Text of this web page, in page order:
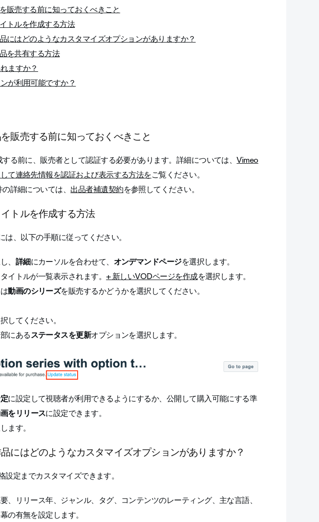
販売する前に知っておくべきこと
トルを作成する方法
にはどのようなカスタマイズオプションがありますか？
を共有する方法
ますか？
が利用可能ですか？
販売する前に知っておくべきこと
る前に、販売者として認証する必要があります。詳細については、Vimeo
て連絡先情報を認証および表示する方法をご覧ください。
詳細については、出品者補遺契約を参照してください。
トルを作成する方法
、以下の手順に従ってください。
、 詳細にカーソルを合わせて、 オンデマンドページを選択します。
イトルが一覧表示されます。+ 新しいVODページを作成を選択します。
動画のシリーズを販売するかどうかを選択してください。
してください。
にあるステータスを更新オプションを選択します。
に設定して視聴者が利用できるようにするか、公開して購入可能にする準
をリリースに設定できます。
ます。
にはどのようなカスタマイズオプションがありますか？
定までカスタマイズできます。
、リリース年、ジャンル、タグ、コンテンツのレーティング、主な言語、
の有無を設定します。